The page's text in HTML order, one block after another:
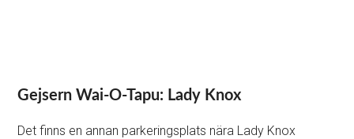
Gejsern Wai-O-Tapu: Lady Knox
Det finns en annan parkeringsplats nära Lady Knox